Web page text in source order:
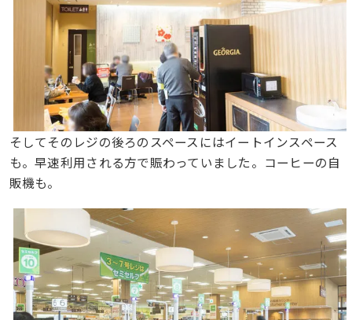
そしてそのレジの後ろのスペースにはイートインスペース
も。早速利用される方で賑わっていました。コーヒーの自
販機も。